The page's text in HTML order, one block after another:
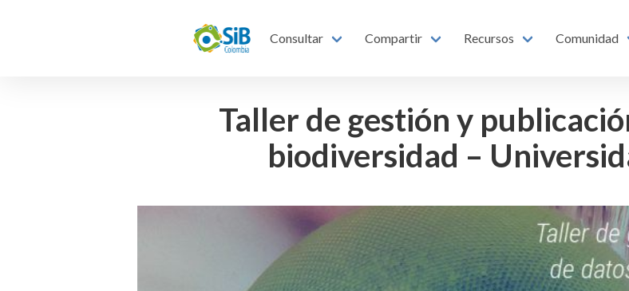
Consultar Compartir Recursos Comunidad
Taller de gestión y
biodiversidad –